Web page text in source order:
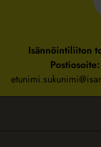
Isännöintiliiton
Postiosoite: